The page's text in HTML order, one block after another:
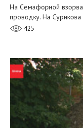
На Семафорной
проводку. На
425